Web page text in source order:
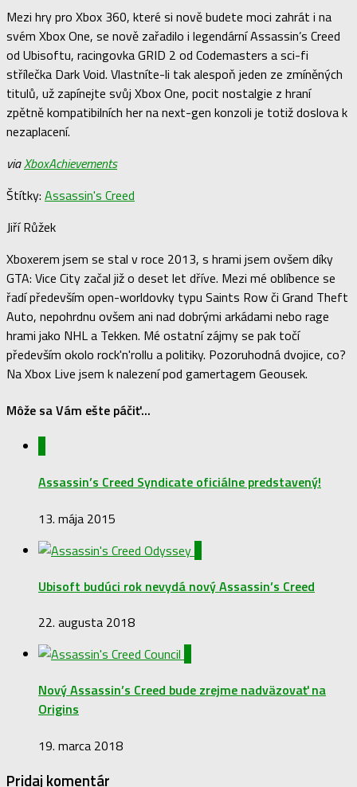
Mezi hry pro Xbox 360, které si nově budete moci zahrát i na
svém Xbox One, se nově zařadilo i legendární Assassin’s Creed
od Ubisoftu, racingovka GRID 2 od Codemasters a sci-fi
střílečka Dark Void. Vlastníte-li tak alespoň jeden ze zmíněných
titulů, už zapínejte svůj Xbox One, pocit nostalgie z hraní
zpětně kompatibilních her na next-gen konzoli je totiž doslova k
nezaplacení.
viaXboxAchievements
Štítky: Assassin's Creed
Jiří Růžek
Xboxerem jsem se stal v roce 2013, s hrami jsem ovšem díky
GTA: Vice City začal již o deset let dříve. Mezi mé oblíbence se
řadí především open-worldovky typu Saints Row či Grand Theft
Auto, nepohrdnu ovšem ani nad dobrými arkádami nebo rage
hrami jako NHL a Tekken. Mé ostatní zájmy se pak točí
především okolo rock'n'rollu a politiky. Pozoruhodná dvojice, co?
Na Xbox Live jsem k nalezení pod gamertagem Geousek.
Môže sa Vám ešte páčiť...
Assassin’s Creed Syndicate oficiálne predstavený!
13. mája 2015
Ubisoft budúci rok nevydá nový Assassin’s Creed
22. augusta 2018
Nový Assassin’s Creed bude zrejme nadväzovať na
Origins
19. marca 2018
Pridaj komentár